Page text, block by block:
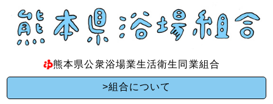
熊本県公衆浴場業生活衛生同業組合
>組合について